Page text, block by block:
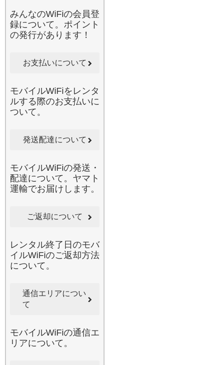
ルに合わせた多様なプラン
をご提案しております。通
信費を抑えつつ、いつでも
どこでも制限なしの快適な
方に、心からお勧めしたい
当店のレンタルWi-Fiは、1
台のルーターで複数のデバ
イスに同時接続が可能で
レット、ノートパソコンだ
め、ご家族やグループでの
国内旅行に最適です。例え
ば、お子様が後部座席で動
はナビアプリで目的地を確
認するといった使い方もこ
なのWi-Fiなら、ラクラク設
定ですぐにつながるため、
メカに詳しくない方でも安
へお出かけになる際も、当
店の広範囲カバーエリアの
絡手段としても役立ちま
す。みんなで便利にシェア
して、旅の思い出を共有し
みんなのWiFiの会員登
録について。ポイント
の発行があります！
お支払いについて
モバイルWiFiをレンタ
ルする際のお支払いに
ついて。
発送配達について
モバイルWiFiの発送・
配達について。ヤマト
運輸でお届けします。
ご返却について
レンタル終了日のモバ
イルWiFiのご返却方法
について。
通信エリアについ
て
モバイルWiFiの通信エ
リアについて。